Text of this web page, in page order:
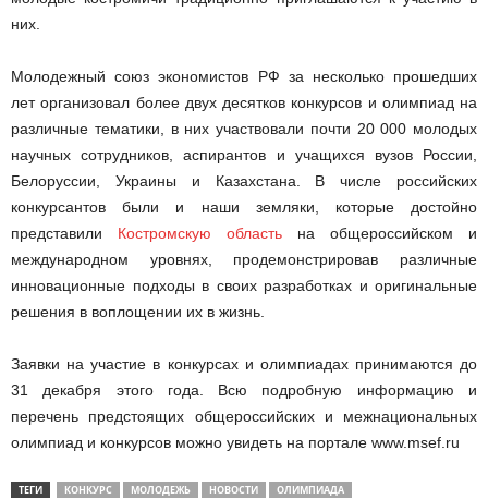
них.
Молодежный союз экономистов РФ за несколько прошедших
лет организовал более двух десятков конкурсов и олимпиад на
различные тематики, в них участвовали почти 20 000 молодых
научных сотрудников, аспирантов и учащихся вузов России,
Белоруссии, Украины и Казахстана. В числе российских
конкурсантов были и наши земляки, которые достойно
представили Костромскую область на общероссийском и
международном уровнях, продемонстрировав различные
инновационные подходы в своих разработках и оригинальные
решения в воплощении их в жизнь.
Заявки на участие в конкурсах и олимпиадах принимаются до
31 декабря этого года. Всю подробную информацию и
перечень предстоящих общероссийских и межнациональных
олимпиад и конкурсов можно увидеть на портале www.msef.ru
ТЕГИ КОНКУРС МОЛОДЕЖЬ НОВОСТИ ОЛИМПИАДА